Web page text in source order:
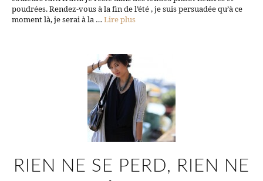
poudrées. Rendez-vous à la fin de l’été , je suis persuadée qu’à ce
moment là, je serai à la … Lire plus
RIEN NE SE PERD, RIEN NE